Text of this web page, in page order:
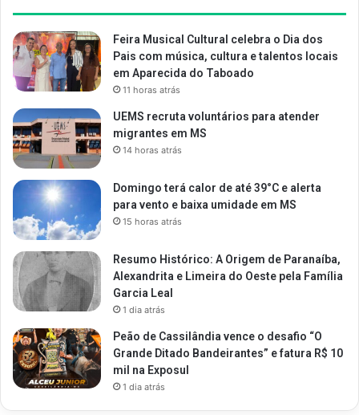
Feira Musical Cultural celebra o Dia dos
Pais com música, cultura e talentos locais
em Aparecida do Taboado
11 horas atrás
UEMS recruta voluntários para atender
migrantes em MS
14 horas atrás
Domingo terá calor de até 39°C e alerta
para vento e baixa umidade em MS
15 horas atrás
Resumo Histórico: A Origem de Paranaíba,
Alexandrita e Limeira do Oeste pela Família
Garcia Leal
1 dia atrás
Peão de Cassilândia vence o desafio “O
Grande Ditado Bandeirantes” e fatura R$ 10
mil na Exposul
1 dia atrás